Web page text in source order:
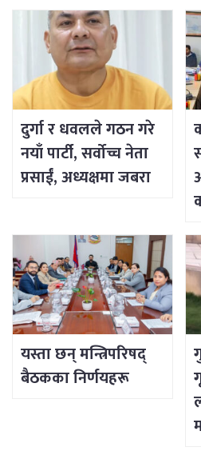
दुर्गा र धवलले गठन गरे
नयाँ पार्टी, सर्वोच्च नेता
प्रसाईं, अध्यक्षमा जबरा
यस्ता छन् मन्त्रिपरिषद्
बैठकका निर्णयहरू